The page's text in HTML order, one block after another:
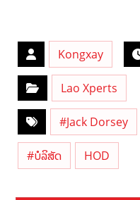
Kongxay
Lao Xperts
#Jack Dorsey
#ບໍລິສັດ HOD